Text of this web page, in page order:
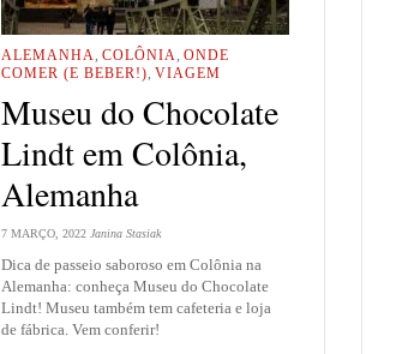
ALEMANHA COLÔNIA ONDE
COMER (E BEBER!) VIAGEM
Museu do Chocolate
Lindt em Colônia,
Alemanha
7 MARÇO, 2022 Janina Stasiak
Dica de passeio saboroso em Colônia na
Alemanha: conheça Museu do Chocolate
Lindt! Museu também tem cafeteria e loja
de fábrica. Vem conferir!